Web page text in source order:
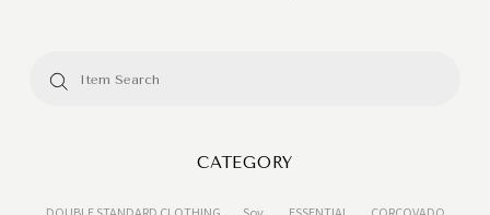
CATEGORY
DOUBLE STANDARD CLOTHING Sov. ESSENTIAL
CORCOVADO